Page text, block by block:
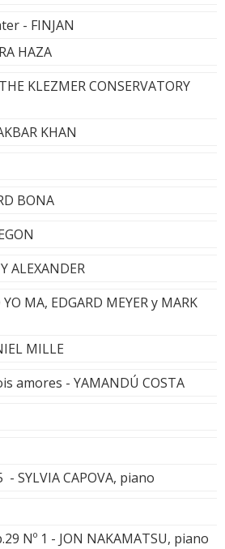
- FINJAN
HAZA
KLEZMER CONSERVATORY
KHAN
BONA
ALEXANDER
MA, EDGARD MEYER y MARK
MILLE
amores - YAMANDÚ COSTA
- SYLVIA CAPOVA, piano
Nº 1 - JON NAKAMATSU, piano